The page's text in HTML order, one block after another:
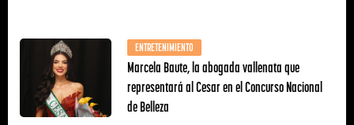
ENTRETENIMIENTO
Marcela Baute, la abogada vallenata que
representará al Cesar en el Concurso Nacional
de Belleza